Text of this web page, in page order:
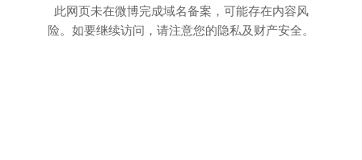
此网页未在微博完成域名备案，可能存在内容风
险。如要继续访问，请注意您的隐私及财产安全。